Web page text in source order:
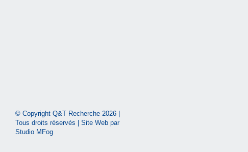
© Copyright Q&T Recherche 2026 |
Tous droits réservés | Site Web par
Studio MFog